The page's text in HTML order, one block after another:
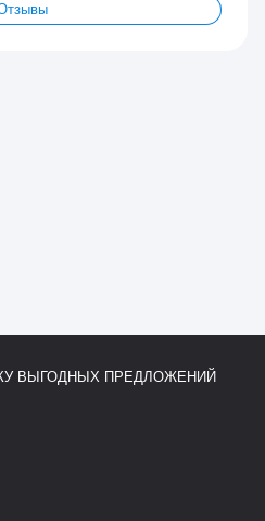
ВЫГОДНЫХ ПРЕДЛОЖЕНИЙ